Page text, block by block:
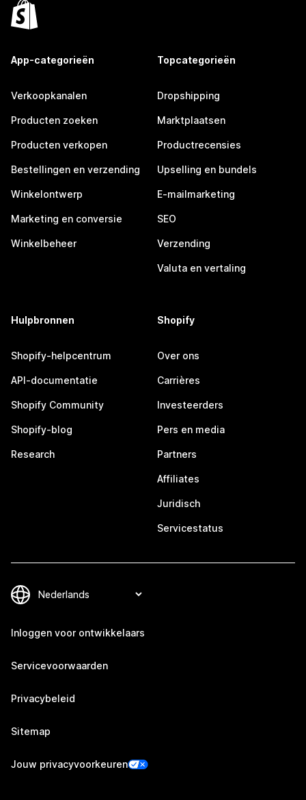
App-categorieën
Verkoopkanalen
Producten zoeken
Producten verkopen
Bestellingen en verzending
Winkelontwerp
Marketing en conversie
Winkelbeheer
Topcategorieën
Dropshipping
Marktplaatsen
Productrecensies
Upselling en bundels
E-mailmarketing
SEO
Verzending
Valuta en vertaling
Hulpbronnen
Shopify-helpcentrum
API-documentatie
Shopify Community
Shopify-blog
Research
Shopify
Over ons
Carrières
Investeerders
Pers en media
Partners
Affiliates
Juridisch
Servicestatus
Inloggen voor ontwikkelaars
Servicevoorwaarden
Privacybeleid
Sitemap
Jouw privacyvoorkeuren